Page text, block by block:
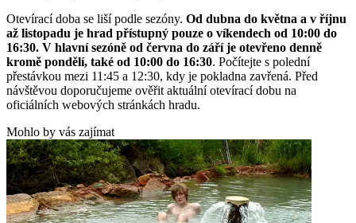
Otevírací doba se liší podle sezóny. Od dubna do května a v říjnu
až listopadu je hrad přístupný pouze o víkendech od 10:00 do
16:30. V hlavní sezóně od června do září je otevřeno denně
kromě pondělí, také od 10:00 do 16:30. Počítejte s polední
přestávkou mezi 11:45 a 12:30, kdy je pokladna zavřená. Před
návštěvou doporučujeme ověřit aktuální otevírací dobu na
oficiálních webových stránkách hradu.
Mohlo by vás zajímat